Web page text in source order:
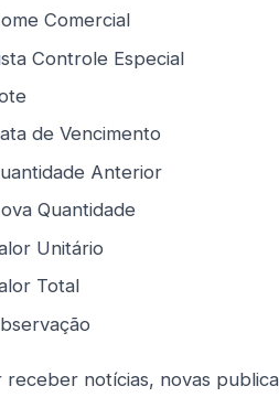
Comercial
Controle Especial
de Vencimento
Anterior
Quantidade
Unitário
Total
receber notícias, novas